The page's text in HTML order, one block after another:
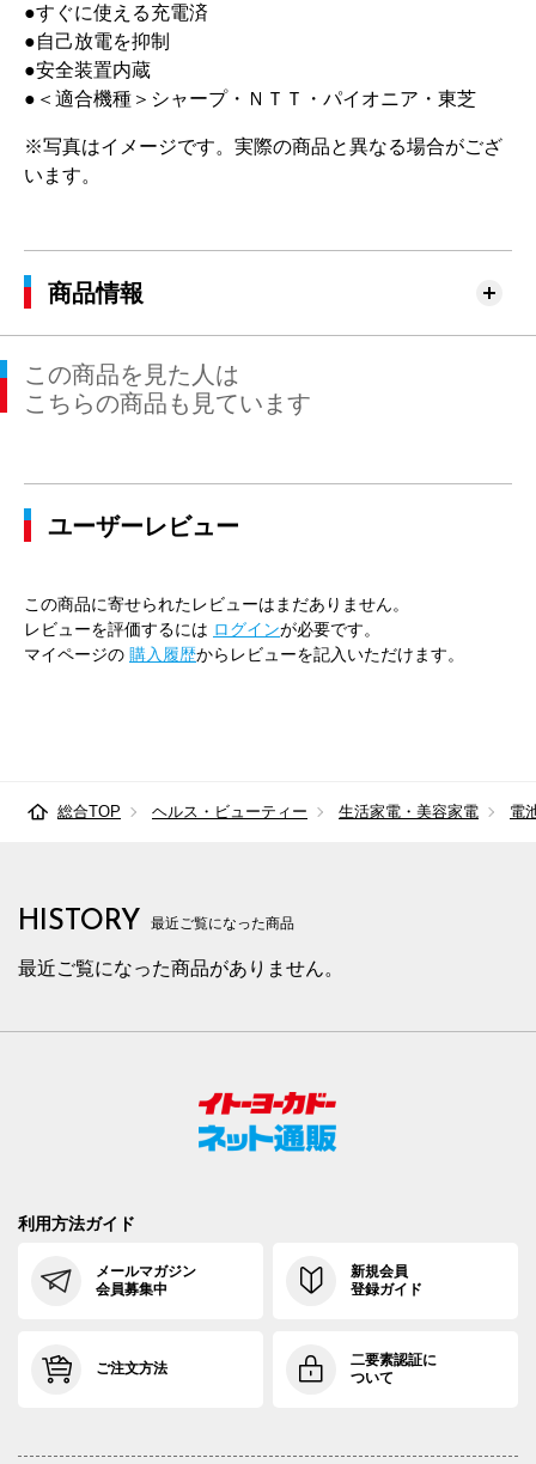
●すぐに使える充電済
●自己放電を抑制
●安全装置内蔵
●＜適合機種＞シャープ・ＮＴＴ・パイオニア・東芝
※写真はイメージです。実際の商品と異なる場合がござ
います。
商品情報
この商品を見た人は
こちらの商品も見ています
ユーザーレビュー
この商品に寄せられたレビューはまだありません。
レビューを評価するには ログインが必要です。
マイページの 購入履歴からレビューを記入いただけます。
総合TOP ヘルス・ビューティー 生活家電・美容家電 電
HISTORY 最近ご覧になった商品
最近ご覧になった商品がありません。
利用方法ガイド
メールマガジン
会員募集中
新規会員
登録ガイド
ご注文方法
二要素認証に
ついて